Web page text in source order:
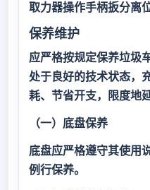
取力器操作手柄扳分离
保养维护
应严格按规定保养垃圾
处于良好的技术状态，
耗、节省开支，限度地
（一）底盘保养
底盘应严格遵守其使用
例行保养。